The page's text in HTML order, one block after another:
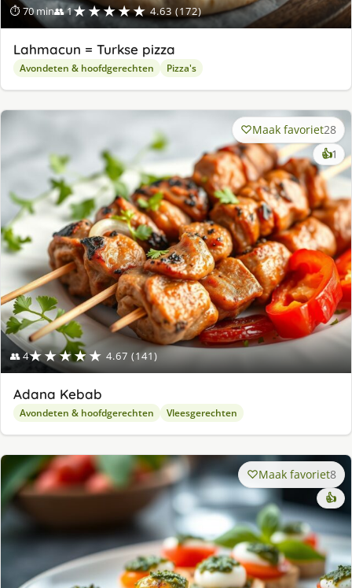
⏱ 70 min👥 1★★★★★ 4.63 (172)
Lahmacun = Turkse pizza
Avondeten & hoofdgerechten Pizza's
👥 4★★★★★ 4.67 (141)
Maak favoriet28
👍1
Adana Kebab
Avondeten & hoofdgerechten Vleesgerechten
Maak favoriet8
👍